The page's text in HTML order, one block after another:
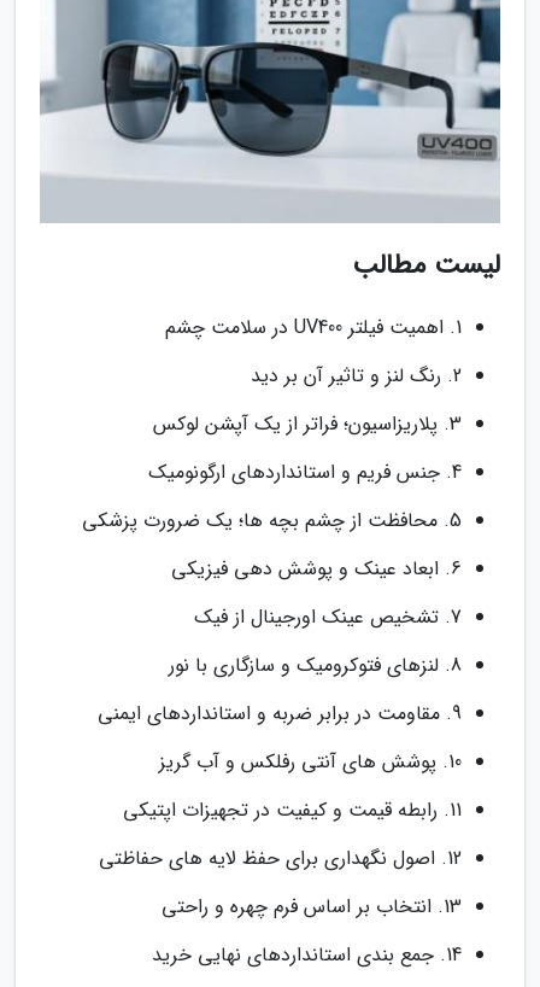
لیست مطالب
1. اهمیت فیلتر UV400 در سلامت چشم
2. رنگ لنز و تاثیر آن بر دید
3. پلاریزاسیون؛ فراتر از یک آپشن لوکس
4. جنس فریم و استانداردهای ارگونومیک
5. محافظت از چشم بچه ها؛ یک ضرورت پزشکی
6. ابعاد عینک و پوشش دهی فیزیکی
7. تشخیص عینک اورجینال از فیک
8. لنزهای فتوکرومیک و سازگاری با نور
9. مقاومت در برابر ضربه و استانداردهای ایمنی
10. پوشش های آنتی رفلکس و آب گریز
11. رابطه قیمت و کیفیت در تجهیزات اپتیکی
12. اصول نگهداری برای حفظ لایه های حفاظتی
13. انتخاب بر اساس فرم چهره و راحتی
14. جمع بندی استانداردهای نهایی خرید